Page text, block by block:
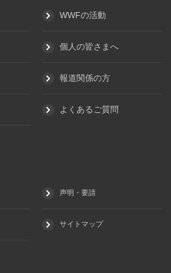
WWFの活動
個人の皆さまへ
報道関係の方
よくあるご質問
声明・要請
サイトマップ